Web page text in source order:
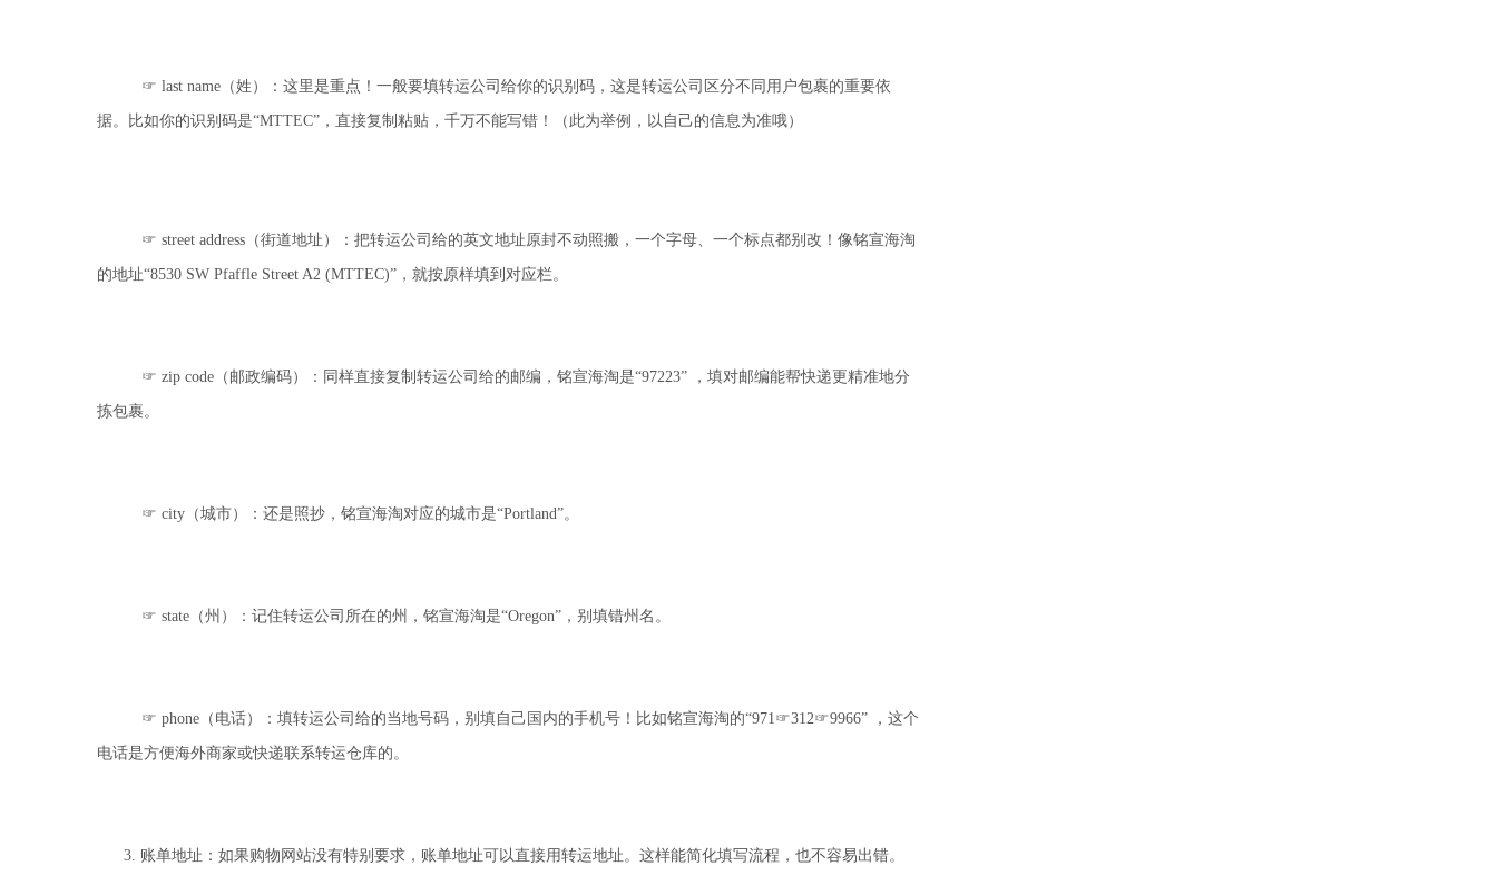
☞ last name（姓）：这里是重点！一般要填转运公司给你的识别码，这是转运公司区分不同用户包裹的重要依
据。比如你的识别码是“MTTEC”，直接复制粘贴，千万不能写错！（此为举例，以自己的信息为准哦）
☞ street address （街道地址）：把转运公司给的英文地址原封不动照搬，一个字母、一个标点都别改！像铭宣海淘
的地址“8530 SW Pfaffle Street A2 (MTTEC)”，就按原样填到对应栏。
☞ zip code （邮政编码）：同样直接复制转运公司给的邮编，铭宣海淘是“97223” ，填对邮编能帮快递更精准地分
拣包裹。
☞ city （城市）：还是照抄，铭宣海淘对应的城市是“Portland”。
☞ state （州）：记住转运公司所在的州，铭宣海淘是“Oregon”，别填错州名。
☞ phone （电话）：填转运公司给的当地号码，别填自己国内的手机号！比如铭宣海淘的“971☞312☞9966” ，这个
电话是方便海外商家或快递联系转运仓库的。
3. 账单地址：如果购物网站没有特别要求，账单地址可以直接用转运地址。这样能简化填写流程，也不容易出错。